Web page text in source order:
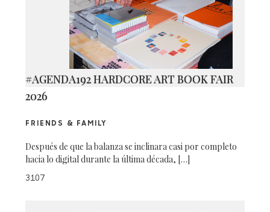
#AGENDA192 HARDCORE ART BOOK FAIR
2026
FRIENDS & FAMILY
Después de que la balanza se inclinara casi por completo
hacia lo digital durante la última década, […]
3107